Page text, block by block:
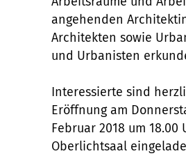
angehenden
Architekten sowie
und Urbanisten
Interessierte sind
Eröffnung am
Februar 2018 um 18.00
Oberlichtsaal